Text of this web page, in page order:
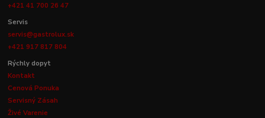
+421 41 700 26 47
Servis
servis@gastrolux.sk
+421 917 817 804
Rýchly dopyt
Kontakt
Cenová Ponuka
Servisný Zásah
Živé Varenie